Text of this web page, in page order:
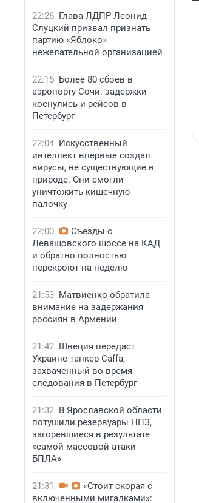
22:26 Глава ЛДПР Леонид
Слуцкий призвал признать
партию «Яблоко»
нежелательной организацией
22:15 Более 80 сбоев в
аэропорту Сочи: задержки
коснулись и рейсов в
Петербург
22:04 Искусственный
интеллект впервые создал
вирусы, не существующие в
природе. Они смогли
уничтожить кишечную
палочку
22:00
Съезды с
Левашовского шоссе на КАД
и обратно полностью
перекроют на неделю
21:53 Матвиенко обратила
внимание на задержания
россиян в Армении
21:42 Швеция передаст
Украине танкер Caffa,
захваченный во время
следования в Петербург
21:32 В Ярославской области
потушили резервуары НПЗ,
загоревшиеся в результате
«самой массовой атаки
БПЛА»
21:31
«Стоит скорая с
включенными мигалками»: